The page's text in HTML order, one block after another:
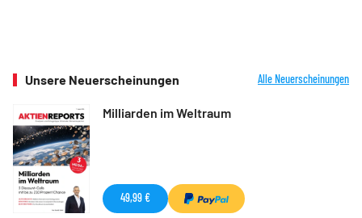
Unsere Neuerscheinungen Alle Neuerscheinungen
Milliarden im Weltraum
49,99 €